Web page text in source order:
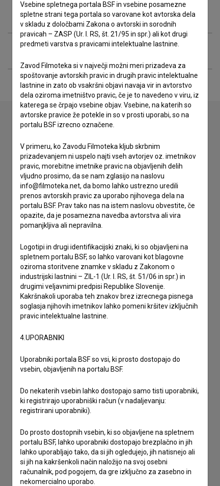
Nagrade in nominacije
Razširjeni podatki
Spoštovani, s pomočjo spodnjega obrazca lahko stopite v
stik z uredništvom Baze slovenskih filmov. Veseli bomo vaših
odzivov.
imam vprašanje
prijavljam napako
želim dodati podatke
drugo
Sprejemamsplošne pogoje in dajemsoglasje
zbiranje, hrambo in obdelavo osebnih podatkov.
Vsebine spletnega portala BSF in vsebine posamezne
spletne strani tega portala so varovane kot avtorska dela
v skladu z določbami Zakona o avtorski in sorodnih
pravicah – ZASP (Ur. l. RS, št. 21/95 in spr.) ali kot drugi
predmeti varstva s pravicami intelektualne lastnine.
Zavod Filmoteka si v največji možni meri prizadeva za
spoštovanje avtorskih pravic in drugih pravic intelektualne
lastnine in zato ob vsakršni objavi navaja vir in avtorstvo
dela oziroma imetništvo pravic, če je to navedeno v viru, iz
katerega se črpajo vsebine objav. Vsebine, na katerih so
avtorske pravice že potekle in so v prosti uporabi, so na
portalu BSF izrecno označene.
V primeru, ko Zavodu Filmoteka kljub skrbnim
prizadevanjem ni uspelo najti vseh avtorjev oz. imetnikov
pravic, morebitne imetnike pravic na objavljenih delih
vljudno prosimo, da se nam zglasijo na naslovu
info@filmoteka.net, da bomo lahko ustrezno uredili
prenos avtorskih pravic za uporabo njihovega dela na
portalu BSF. Prav tako nas na istem naslovu obvestite, če
opazite, da je posamezna navedba avtorstva ali vira
pomanjkljiva ali nepravilna.
Logotipi in drugi identifikacijski znaki, ki so objavljeni na
spletnem portalu BSF, so lahko varovani kot blagovne
oziroma storitvene znamke v skladu z Zakonom o
industrijski lastnini – ZIL-1 (Ur. l. RS, št. 51/06 in spr.) in
drugimi veljavnimi predpisi Republike Slovenije.
Kakršnakoli uporaba teh znakov brez izrecnega pisnega
soglasja njihovih imetnikov lahko pomeni kršitev izključnih
pravic intelektualne lastnine.
4.UPORABNIKI
Uporabniki portala BSF so vsi, ki prosto dostopajo do
vsebin, objavljenih na portalu BSF.
Do nekaterih vsebin lahko dostopajo samo tisti uporabniki,
ki registrirajo uporabniški račun (v nadaljevanju:
registrirani uporabniki).
Do prosto dostopnih vsebin, ki so objavljene na spletnem
portalu BSF, lahko uporabniki dostopajo brezplačno in jih
lahko uporabljajo tako, da si jih ogledujejo, jih natisnejo ali
si jih na kakršenkoli način naložijo na svoj osebni
računalnik, pod pogojem, da gre izključno za zasebno in
nekomercialno uporabo.